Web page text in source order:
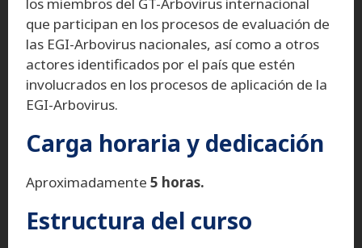
que participan en los procesos de evaluación de
las EGI-Arbovirus nacionales, así como a otros
actores identificados por el país que estén
involucrados en los procesos de aplicación de la
EGI-Arbovirus.
Carga horaria y dedicación
Aproximadamente 5 horas.
Estructura del curso